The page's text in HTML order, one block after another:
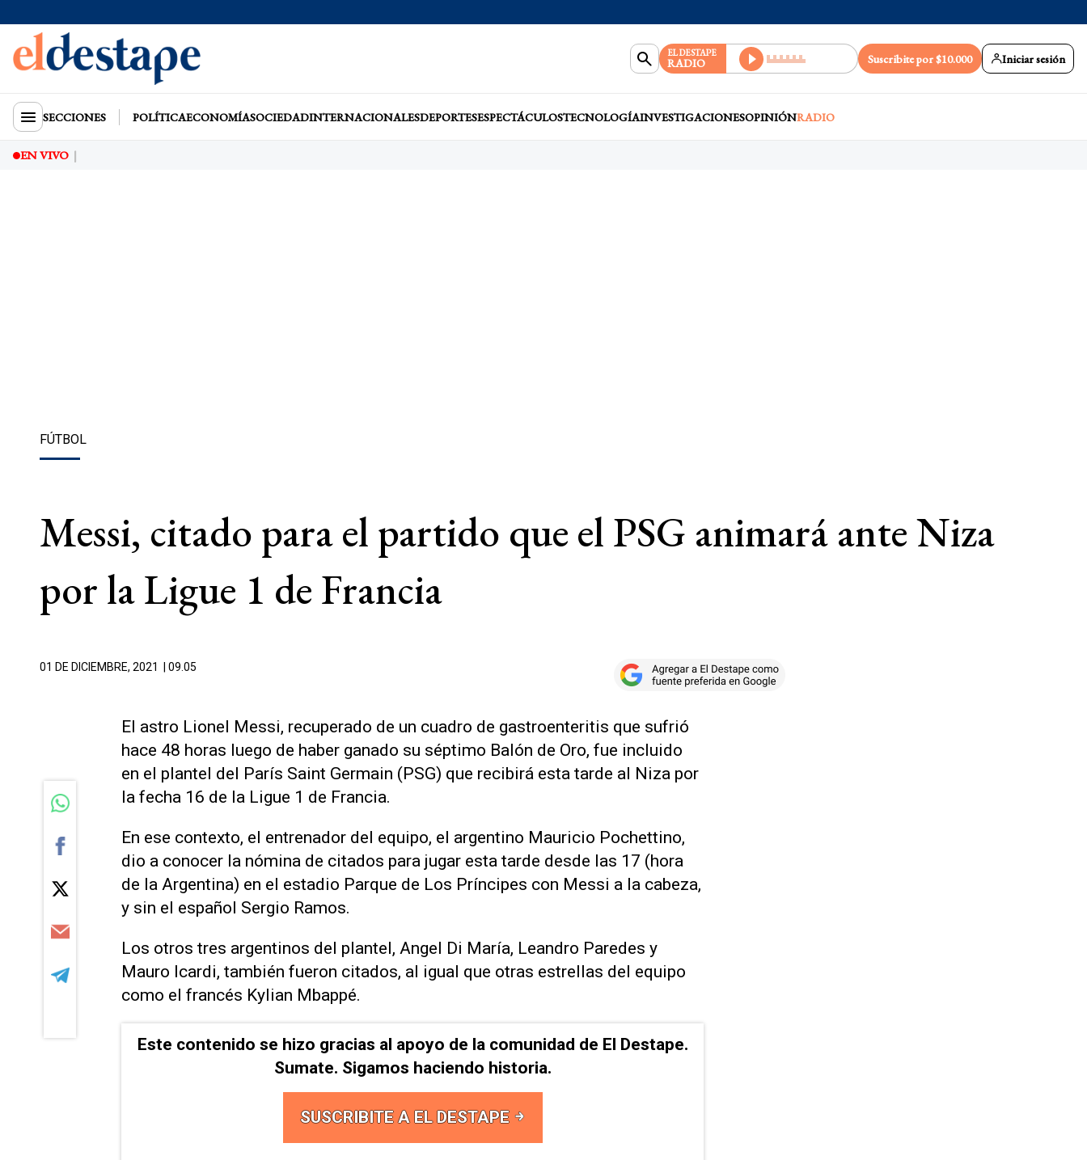
EL DESTAPE
RADIO Suscribite por $10.000 Iniciar sesión
SECCIONES POLÍTICAECONOMÍASOCIEDADINTERNACIONALESDEPORTESESPECTÁCULOSTECNOLOGÍAINVESTIGACIONESOPINIÓNRADIO
EN VIVO
FÚTBOL
Messi, citado para el partido que el PSG animará ante Niza
por la Ligue 1 de Francia
01 DE DICIEMBRE, 2021 | 09.05
El astro Lionel Messi, recuperado de un cuadro de gastroenteritis que sufrió
hace 48 horas luego de haber ganado su séptimo Balón de Oro, fue incluido
en el plantel del París Saint Germain (PSG) que recibirá esta tarde al Niza por
la fecha 16 de la Ligue 1 de Francia.
En ese contexto, el entrenador del equipo, el argentino Mauricio Pochettino,
dio a conocer la nómina de citados para jugar esta tarde desde las 17 (hora
de la Argentina) en el estadio Parque de Los Príncipes con Messi a la cabeza,
y sin el español Sergio Ramos.
Los otros tres argentinos del plantel, Angel Di María, Leandro Paredes y
Mauro Icardi, también fueron citados, al igual que otras estrellas del equipo
como el francés Kylian Mbappé.
Este contenido se hizo gracias al apoyo de la comunidad de El Destape.
Sumate. Sigamos haciendo historia.
SUSCRIBITE A EL DESTAPE